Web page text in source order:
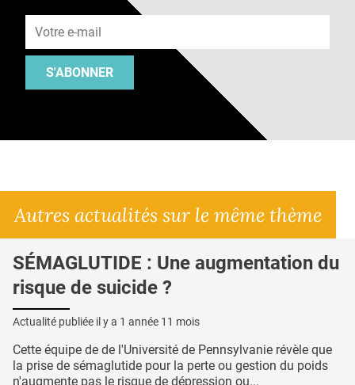
S'ABONNER
Autres actualités sur le même thème
SÉMAGLUTIDE : Une augmentation du
risque de suicide ?
Actualité publiée il y a 1 année 11 mois
Cette équipe de de l'Université de Pennsylvanie révèle que
la prise de sémaglutide pour la perte ou gestion du poids
n'augmente pas le risque de dépression ou...